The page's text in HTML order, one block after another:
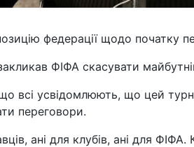
федерації щодо початку
ФІФА скасувати
всі усвідомлюють, що цей
переговори.
ані для клубів, ані для